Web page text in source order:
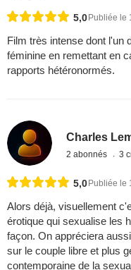
5,0 Publiée le
Film très intense dont l'un
féminine en remettant en
rapports hétéronormés.
Charles
2 abonnés 3
5,0 Publiée le
Alors déjà, visuellement
érotique qui sexualise les
façon. On appréciera
sur le couple libre et plus
contemporaine de la